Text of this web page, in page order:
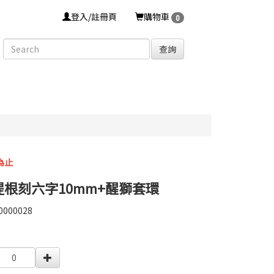
登入/註冊頁 購物車 0
查詢
止
刻六字10mm+醒獅套環